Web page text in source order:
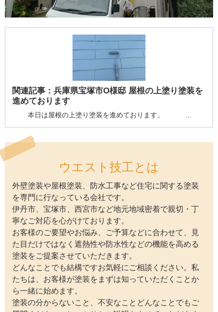
関連記事： 兵庫県宝塚市O様邸 屋根の上塗り塗装を
進めております
本日は屋根の上塗り塗装を進めております。 ...
ウエスト技工とは
外壁塗装や屋根塗装、防水工事など住宅に関する塗装
を専門に行なっている会社です。
伊丹市、宝塚市、西宮市など地元地域密着で親切・丁
寧なご対応を心がけております。
お客様のご要望やお悩み、ご予算などに合わせて、見
た目だけではなく遮熱性や防水性などの機能を高める
塗装をご提案させていただきます。
どんなことでも結構ですお気軽にご相談ください。私
たちは、お客様が塗装をまずは知っていただくことか
ら一緒に始めます。
塗装の分からないこと、不安なことどんなことでもご